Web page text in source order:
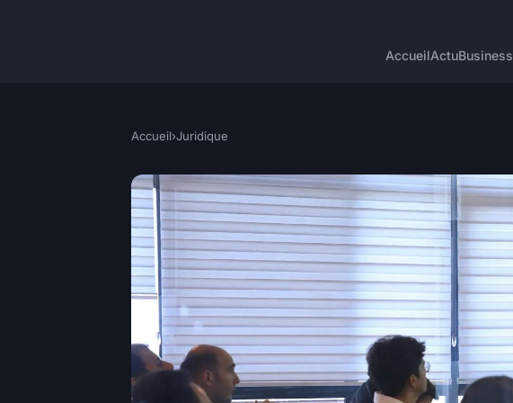
AccueilActuBusiness
Accueil›Juridique